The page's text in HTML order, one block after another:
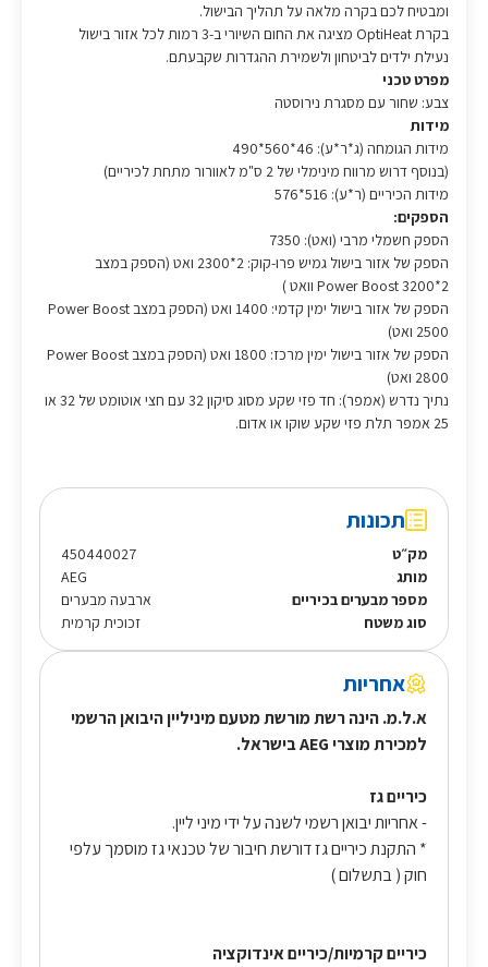
ומבטיח לכם בקרה מלאה על תהליך הבישול.
בקרת OptiHeat מציגה את החום השיורי ב-3 רמות לכל אזור בישול
נעילת ילדים לביטחון ולשמירת ההגדרות שקבעתם.
מפרט טכני
צבע: שחור עם מסגרת נירוסטה
מידות
מידות הגומחה (ג*ר*ע): 46*560*490
(בנוסף דרוש מרווח מינימלי של 2 ס"מ לאוורור מתחת לכיריים)
מידות הכיריים (ר*ע): 516*576
הספקים:
הספק חשמלי מרבי (ואט): 7350
הספק של אזור בישול גמיש פרו-קוק: 2*2300 ואט (הספק במצב
2*Power Boost 3200 וואט )
הספק של אזור בישול ימין קדמי: 1400 ואט (הספק במצב Power Boost
2500 ואט)
הספק של אזור בישול ימין מרכז: 1800 ואט (הספק במצב Power Boost
2800 ואט)
נתיך נדרש (אמפר): חד פזי שקע מסוג סיקון 32 עם חצי אוטומט של 32 או
25 אמפר תלת פזי שקע שוקו או אדום.
תכונות
מק״ט
450440027
מותג
AEG
מספר מבערים בכיריים
ארבעה מבערים
סוג משטח
זכוכית קרמית
אחריות
א.ל.מ. הינה רשת מורשת מטעם מיניליין היבואן הרשמי
למכירת מוצרי AEG בישראל.
כיריים גז
- אחריות יבואן רשמי לשנה על ידי מיני ליין.
* התקנת כיריים גז דורשת חיבור של טכנאי גז מוסמך עלפי
חוק ( בתשלום )
כיריים קרמיות/כיריים אינדוקציה